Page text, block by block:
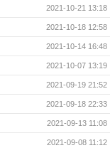
2021-10-21 13:18
2021-10-18 12:58
2021-10-14 16:48
2021-10-07 13:19
2021-09-19 21:52
2021-09-18 22:33
2021-09-13 11:08
2021-09-08 11:12